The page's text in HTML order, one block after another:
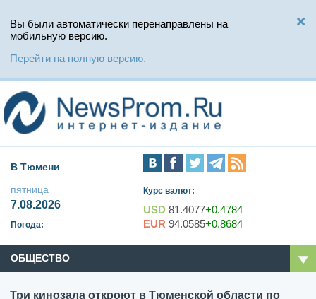
Вы были автоматически перенаправлены на
мобильную версию.
Перейти на полную версию.
В Тюмени
пятница
7.08.2026
Погода:
Курс валют:
USD 81.4077+0.4784
EUR 94.0585+0.8684
ОБЩЕСТВО
Три кинозала откроют в Тюменской области по